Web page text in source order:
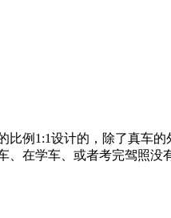
例1:1设计的，除了真车
在学车、或者考完驾照